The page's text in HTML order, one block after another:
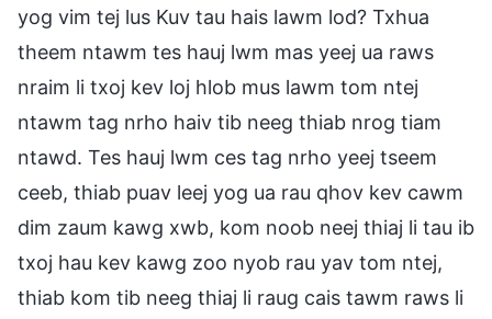
yog vim tej lus Kuv tau hais lawm lod? Txhua
theem ntawm tes hauj lwm mas yeej ua raws
nraim li txoj kev loj hlob mus lawm tom ntej
ntawm tag nrho haiv tib neeg thiab nrog tiam
ntawd. Tes hauj lwm ces tag nrho yeej tseem
ceeb, thiab puav leej yog ua rau qhov kev cawm
dim zaum kawg xwb, kom noob neej thiaj li tau ib
txoj hau kev kawg zoo nyob rau yav tom ntej,
thiab kom tib neeg thiaj li raug cais tawm raws li